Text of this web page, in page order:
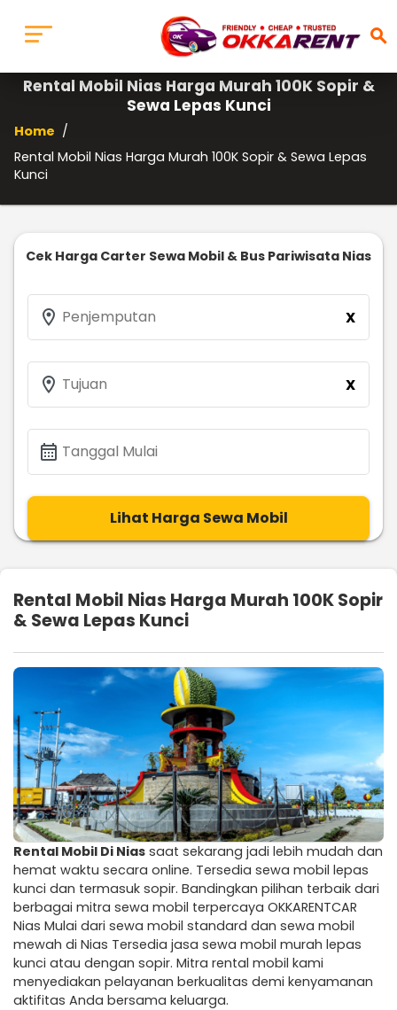
search
Rental Mobil Nias Harga Murah 100K Sopir &
Sewa Lepas Kunci
Home /
Rental Mobil Nias Harga Murah 100K Sopir & Sewa Lepas
Kunci
Cek Harga Carter Sewa Mobil & Bus Pariwisata Nias
location_on Penjemputan X
location_on Tujuan X
calendar_month Tanggal Mulai
Lihat Harga Sewa Mobil
Rental Mobil Nias Harga Murah 100K Sopir
& Sewa Lepas Kunci
Rental Mobil Di Nias saat sekarang jadi lebih mudah dan
hemat waktu secara online. Tersedia sewa mobil lepas
kunci dan termasuk sopir. Bandingkan pilihan terbaik dari
berbagai mitra sewa mobil terpercaya OKKARENTCAR
Nias Mulai dari sewa mobil standard dan sewa mobil
mewah di Nias Tersedia jasa sewa mobil murah lepas
kunci atau dengan sopir. Mitra rental mobil kami
menyediakan pelayanan berkualitas demi kenyamanan
aktifitas Anda bersama keluarga.